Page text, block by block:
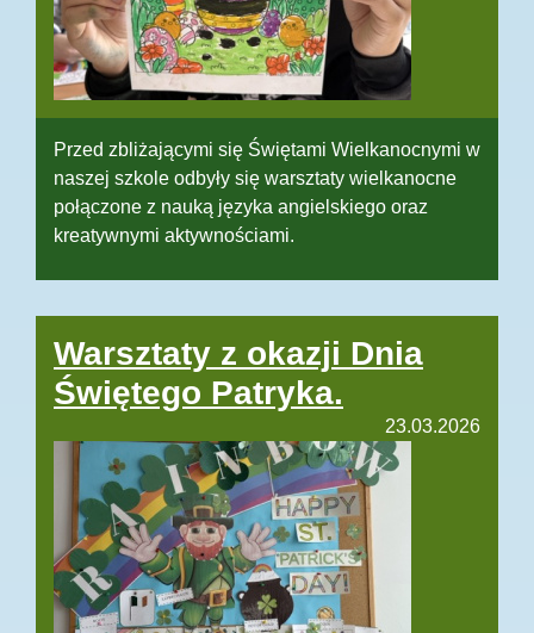
Przed zbliżającymi się Świętami Wielkanocnymi w
naszej szkole odbyły się warsztaty wielkanocne
połączone z nauką języka angielskiego oraz
kreatywnymi aktywnościami.
Warsztaty z okazji Dnia
Świętego Patryka.
23.03.2026